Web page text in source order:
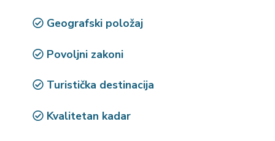
Geografski položaj
Povoljni zakoni
Turistička destinacija
Kvalitetan kadar